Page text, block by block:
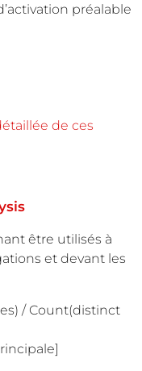
préalable
de ces
être utilisés à
et devant les
/ Count(distinct